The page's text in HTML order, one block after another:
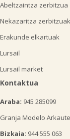
Abeltzaintza zerbitzua
Nekazaritza zerbitzuak
Erakunde elkartuak
Lursail
Lursail market
Kontaktua
Araba: 945 285099
Granja Modelo
Bizkaia: 944 555 063